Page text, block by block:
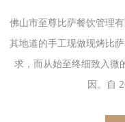
佛山市至尊比萨餐饮管理
其地道的手工现做现烤比
求，而从始至终细致入微
因。自